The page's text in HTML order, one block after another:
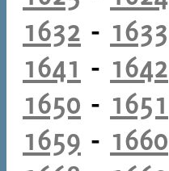
1632 - 1633
1641 - 1642
1650 - 1651
1659 - 1660